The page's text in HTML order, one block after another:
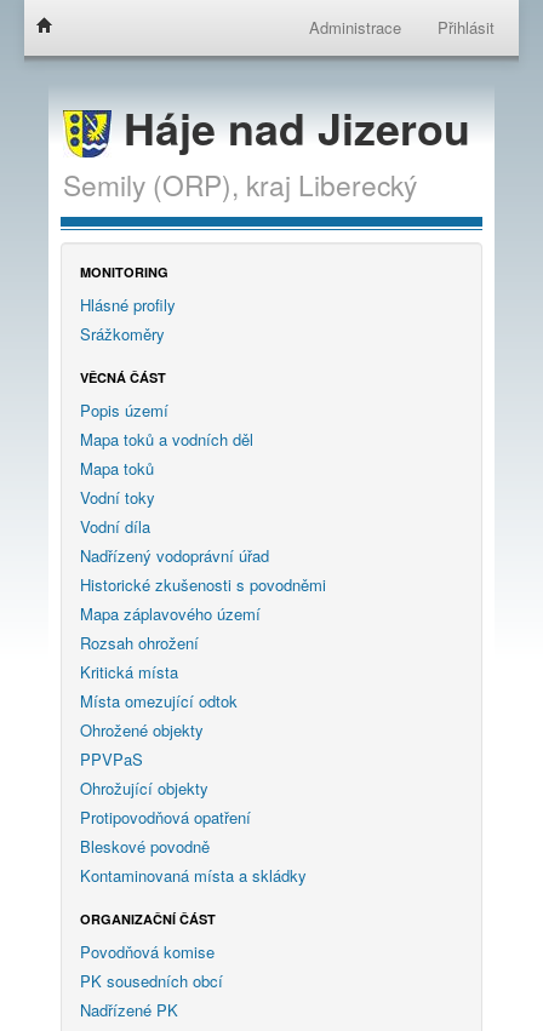
Administrace Přihlásit
Háje nad Jizerou
Semily (ORP), kraj Liberecký
MONITORING
Hlásné profily
Srážkoměry
VĚCNÁ ČÁST
Popis území
Mapa toků a vodních děl
Mapa toků
Vodní toky
Vodní díla
Nadřízený vodoprávní úřad
Historické zkušenosti s povodněmi
Mapa záplavového území
Rozsah ohrožení
Kritická místa
Místa omezující odtok
Ohrožené objekty
PPVPaS
Ohrožující objekty
Protipovodňová opatření
Bleskové povodně
Kontaminovaná místa a skládky
ORGANIZAČNÍ ČÁST
Povodňová komise
PK sousedních obcí
Nadřízené PK